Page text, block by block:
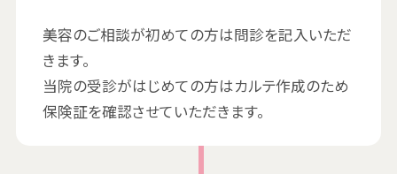
美容のご相談が初めての方は問診を記入いただ
きます。
当院の受診がはじめての方はカルテ作成のため
保険証を確認させていただきます。